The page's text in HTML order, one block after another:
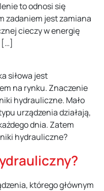
to odnosi się
zadaniem jest zamiana
cieczy w energię
[…]
siłowa jest
na rynku. Znaczenie
hydrauliczne. Mało
urządzenia działają,
dnia. Zatem
hydrauliczne?
którego głównym